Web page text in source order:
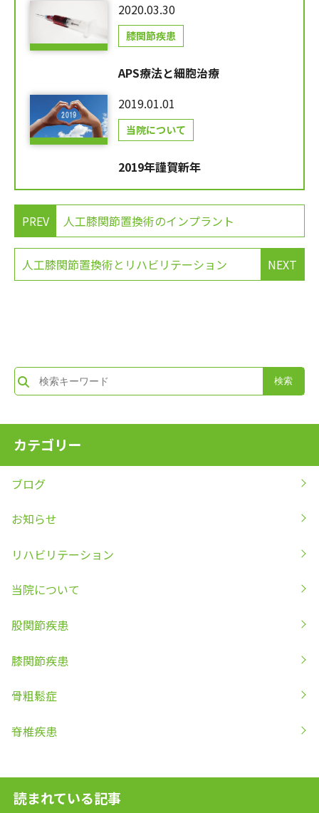
2020.03.30
膝関節疾患
APS療法と細胞治療
2019.01.01
当院について
2019年謹賀新年
PREV 人工膝関節置換術のインプラント
NEXT
人工膝関節置換術とリハビリテーション
カテゴリー
ブログ
お知らせ
リハビリテーション
当院について
股関節疾患
膝関節疾患
骨粗鬆症
脊椎疾患
読まれている記事